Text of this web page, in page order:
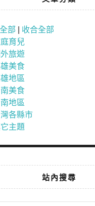
部
收合全部
育兒
外旅遊
美食
地區
美食
地區
各縣市
主題
站內搜尋